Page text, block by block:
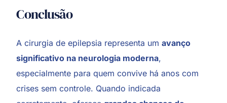
Conclusão
A cirurgia de epilepsia representa umavanço
significativo na neurologia moderna,
especialmente para quem convive há anos com
crises sem controle. Quando indicada